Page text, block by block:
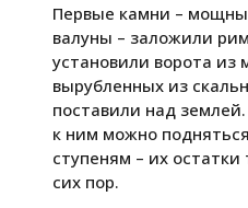
Первые камни –
валуны – заложили
установили ворота из
вырубленных из
поставили над
к ним можно
ступеням – их
сих пор.